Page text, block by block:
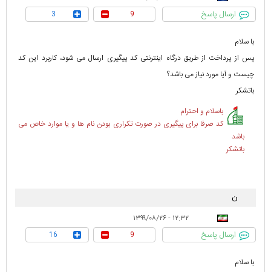
ارسال پاسخ 9
3
با سلام
پس از پرداخت از طریق درگاه اینترنتی کد پیگیری ارسال می شود، کاربرد این کد
چیست و آیا مورد نیاز می باشد؟
باتشکر
باسلام و احترام
کد صرفا برای پیگیری در صورت تکراری بودن نام ها و یا موارد خاص می
باشد
باتشکر
ن
۱۲:۳۲ - ۱۳۹۹/۰۸/۲۶
ارسال پاسخ 9
16
با سلام